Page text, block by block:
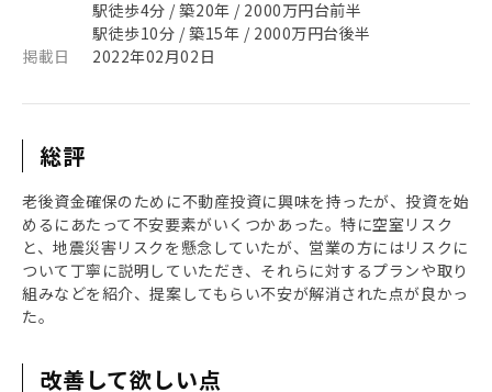
駅徒歩4分 / 築20年 / 2000万円台前半
駅徒歩10分 / 築15年 / 2000万円台後半
掲載日
2022年02月02日
総評
老後資金確保のために不動産投資に興味を持ったが、投資を始
めるにあたって不安要素がいくつかあった。特に空室リスク
と、地震災害リスクを懸念していたが、営業の方にはリスクに
ついて丁寧に説明していただき、それらに対するプランや取り
組みなどを紹介、提案してもらい不安が解消された点が良かっ
た。
改善して欲しい点